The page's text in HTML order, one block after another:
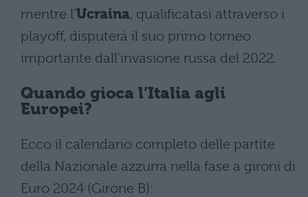
mentre l’Ucraina, qualificatasi attraverso i
playoff, disputerà il suo primo torneo
importante dall’invasione russa del 2022.
Quando gioca l’Italia agli
Europei?
Ecco il calendario completo delle partite
della Nazionale azzurra nella fase a gironi di
Euro 2024 (Girone B):